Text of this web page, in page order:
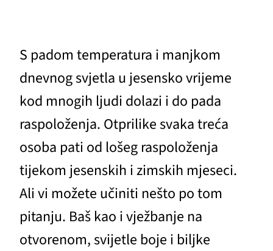
S padom temperatura i manjkom
dnevnog svjetla u jesensko vrijeme
kod mnogih ljudi dolazi i do pada
raspoloženja. Otprilike svaka treća
osoba pati od lošeg raspoloženja
tijekom jesenskih i zimskih mjeseci.
Ali vi možete učiniti nešto po tom
pitanju. Baš kao i vježbanje na
otvorenom, svijetle boje i biljke